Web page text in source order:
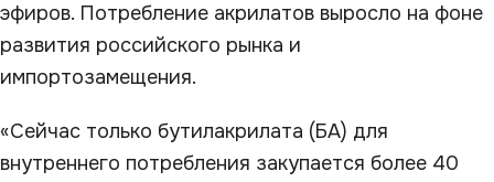
эфиров. Потребление акрилатов выросло на фоне
развития российского рынка и
импортозамещения.
«Сейчас только бутилакрилата (БА) для
внутреннего потребления закупается более 40